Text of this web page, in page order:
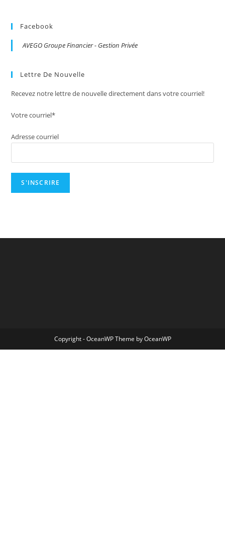
Facebook
AVEGO Groupe Financier - Gestion Privée
Lettre De Nouvelle
Recevez notre lettre de nouvelle directement dans votre courriel!
Votre courriel*
Adresse courriel
Copyright - OceanWP Theme by OceanWP